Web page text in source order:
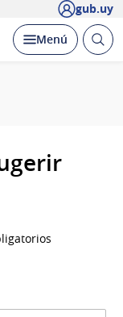
gub.uy
Desplegar
Menú Abrir